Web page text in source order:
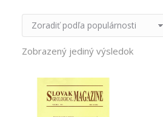
Zobrazený jediný výsledok